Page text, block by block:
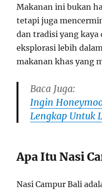
Makanan ini bukan
tetapi juga
dan tradisi yang
eksplorasi lebih
makanan khas yang
Baca Juga:
Ingin
Lengkap Untuk
Apa Itu Nasi
Nasi Campur Bali